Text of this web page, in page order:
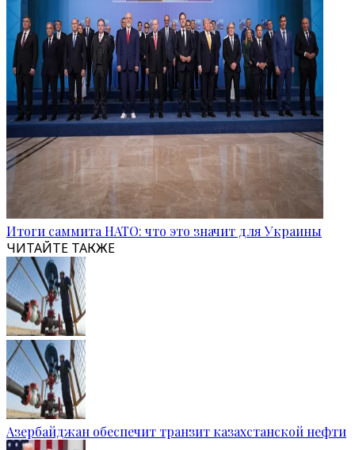
Итоги саммита НАТО: что это значит для Украины
ЧИТАЙТЕ ТАКЖЕ
Азербайджан обеспечит транзит казахстанской нефти